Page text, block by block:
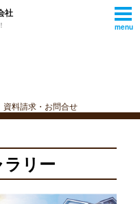
社
menu
資料請求・お問合せ
ラリー